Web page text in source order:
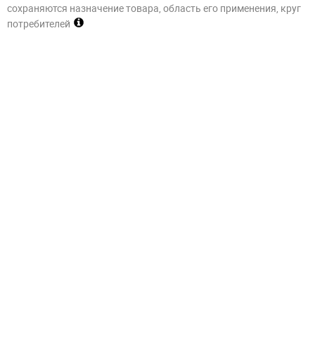
сохраняются назначение товара, область его применения, круг
потребителей